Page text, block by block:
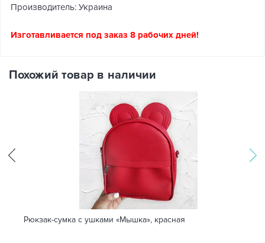
Производитель: Украина
Изготавливается под заказ 8 рабочих дней!
Похожий товар в наличии
Рюкзак-сумка с ушками «Мышка», красная